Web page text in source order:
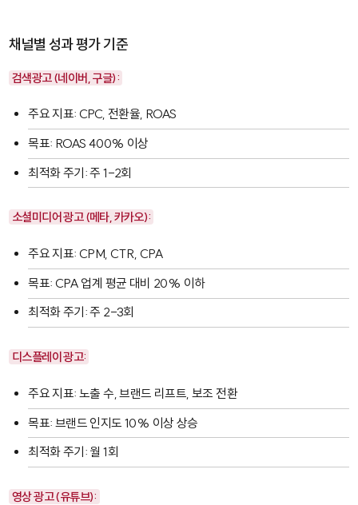
채널별 성과 평가 기준
검색광고 (네이버, 구글):
주요 지표: CPC, 전환율, ROAS
목표: ROAS 400% 이상
최적화 주기: 주 1-2회
소셜미디어 광고 (메타, 카카오):
주요 지표: CPM, CTR, CPA
목표: CPA 업계 평균 대비 20% 이하
최적화 주기: 주 2-3회
디스플레이 광고:
주요 지표: 노출 수, 브랜드 리프트, 보조 전환
목표: 브랜드 인지도 10% 이상 상승
최적화 주기: 월 1회
영상 광고 (유튜브):